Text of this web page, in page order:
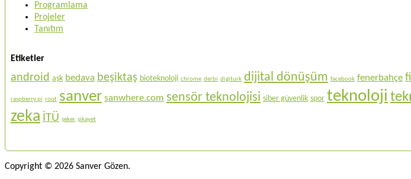
Programlama
Projeler
Tanıtım
Etiketler
android aşk bedava beşiktaş bioteknoloji chrome derbi digiturk dijital dönüşüm facebook fenerbahçe
raspberry pi root sanver sanwhere.com sensör teknolojisi siber güvenlik spor teknoloji
zeka İTÜ şeker şikayet
Copyright © 2026 Sanver Gözen.